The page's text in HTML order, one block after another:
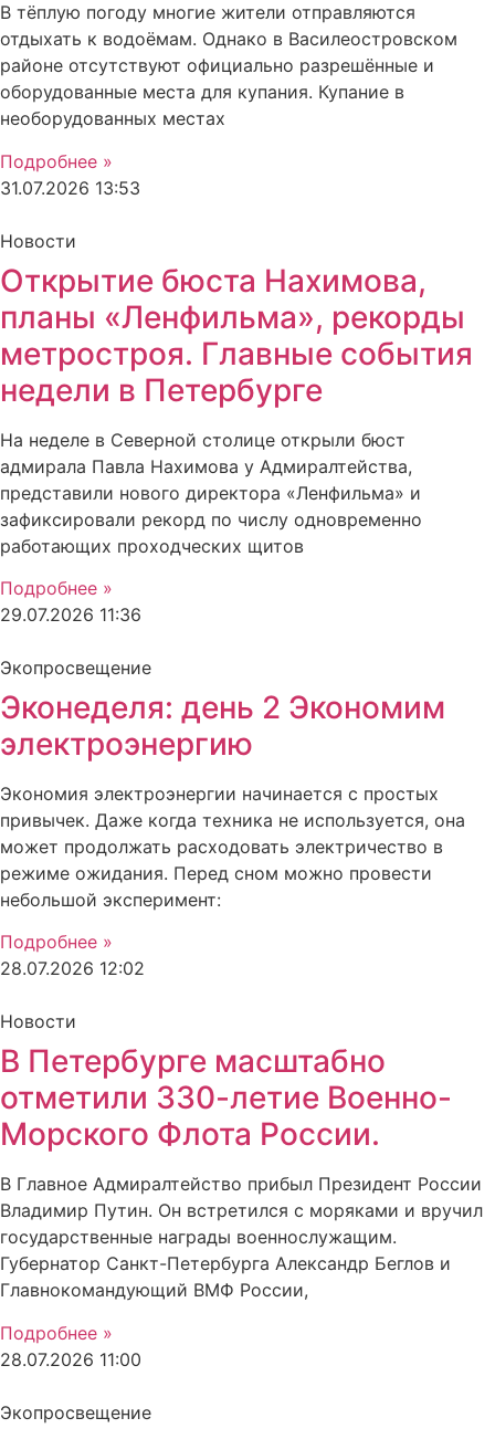
В тёплую погоду многие жители отправляются
отдыхать к водоёмам. Однако в Василеостровском
районе отсутствуют официально разрешённые и
оборудованные места для купания. Купание в
необорудованных местах
Подробнее »
31.07.2026 13:53
Новости
Открытие бюста Нахимова,
планы «Ленфильма», рекорды
метростроя. Главные события
недели в Петербурге
На неделе в Северной столице открыли бюст
адмирала Павла Нахимова у Адмиралтейства,
представили нового директора «Ленфильма» и
зафиксировали рекорд по числу одновременно
работающих проходческих щитов
Подробнее »
29.07.2026 11:36
Экопросвещение
Эконеделя: день 2 Экономим
электроэнергию
Экономия электроэнергии начинается с простых
привычек. Даже когда техника не используется, она
может продолжать расходовать электричество в
режиме ожидания. Перед сном можно провести
небольшой эксперимент:
Подробнее »
28.07.2026 12:02
Новости
В Петербурге масштабно
отметили 330-летие Военно-
Морского Флота России.
В Главное Адмиралтейство прибыл Президент России
Владимир Путин. Он встретился с моряками и вручил
государственные награды военнослужащим.
Губернатор Санкт-Петербурга Александр Беглов и
Главнокомандующий ВМФ России,
Подробнее »
28.07.2026 11:00
Экопросвещение